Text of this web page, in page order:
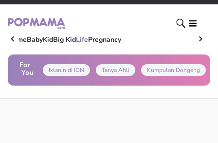
HomeBabyKidBig KidLifePregnancy
For
You
Iklanin di IDN Tanya Ahli Kumpulan Dongeng